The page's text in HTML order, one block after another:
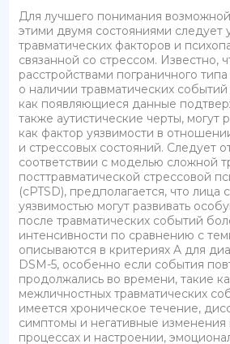
Для лучшего понимания
этими двумя состояниями следует
травматических факторов и
связанной со стрессом. Известно,
расстройствами пограничного
о наличии травматических
как появляющиеся данные
также аутистические черты, могут
как фактор уязвимости в
и стрессовых состояний. Следует
соответствии с моделью сложной
посттравматической стрессовой
(cPTSD), предполагается, что
уязвимостью могут развивать
после травматических событий
интенсивности по сравнению с
описываются в критериях A для
DSM-5, особенно если события
продолжались во времени, такие
межличностных травматических
имеется хроническое течение,
симптомы и негативные изменения
процессах и настроении,